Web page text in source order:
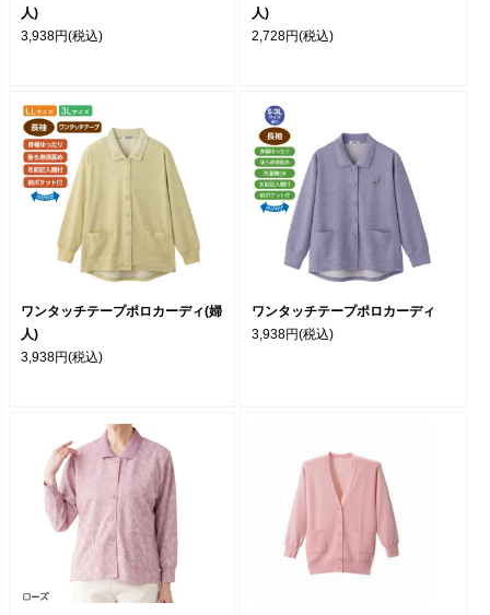
人)
3,938円(税込)
人)
2,728円(税込)
ワンタッチテープポロカーディ(婦
人)
3,938円(税込)
ワンタッチテープポロカーディ
3,938円(税込)